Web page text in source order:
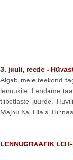
3. juuli, reede -
Algab meie teekond
lennukile. Lendame
tiibetlaste juurde.
Majnu Ka Tilla's.
LENNUGRAAFIK